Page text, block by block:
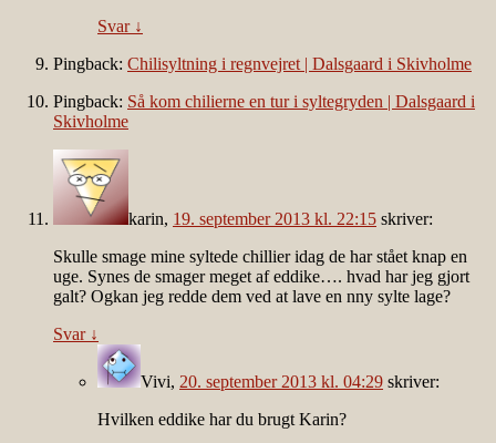
Svar ↓
Pingback: Chilisyltning i regnvejret | Dalsgaard i Skivholme
Pingback: Så kom chilierne en tur i syltegryden | Dalsgaard i
Skivholme
karin, 19. september 2013 kl. 22:15 skriver:
Skulle smage mine syltede chillier idag de har stået knap en
uge. Synes de smager meget af eddike…. hvad har jeg gjort
galt? Ogkan jeg redde dem ved at lave en nny sylte lage?
Svar ↓
Vivi, 20. september 2013 kl. 04:29 skriver:
Hvilken eddike har du brugt Karin?